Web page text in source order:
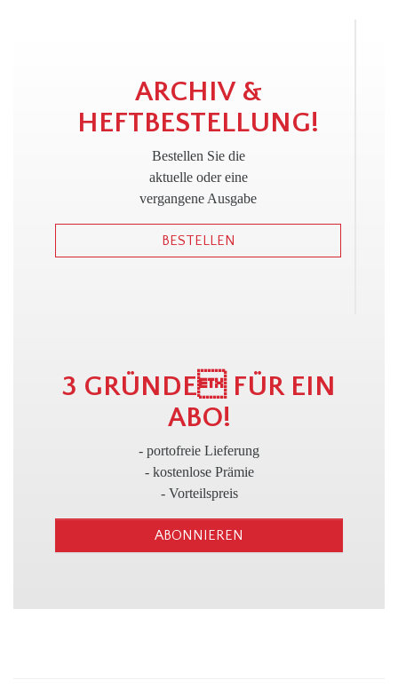
!
ARCHIV &
HEFTBESTELLUNG!
Bestellen Sie die
aktuelle oder eine
vergangene Ausgabe
BESTELLEN
3
3 GRÜNDE FÜR EIN
ABO!
- portofreie Lieferung
- kostenlose Prämie
- Vorteilspreis
ABONNIEREN